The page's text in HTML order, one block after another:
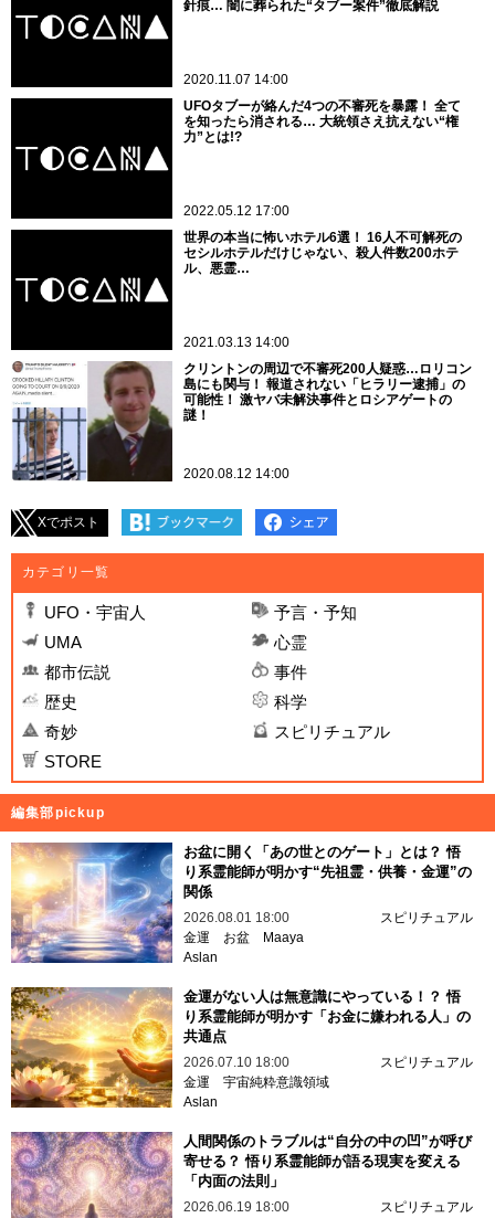
針痕… 闇に葬られた“タブー案件”徹底解説
2020.11.07 14:00
UFOタブーが絡んだ4つの不審死を暴露！ 全て
を知ったら消される… 大統領さえ抗えない“権
力”とは!?
2022.05.12 17:00
世界の本当に怖いホテル6選！ 16人不可解死の
セシルホテルだけじゃない、殺人件数200ホテ
ル、悪霊…
2021.03.13 14:00
クリントンの周辺で不審死200人疑惑…ロリコン
島にも関与！ 報道されない「ヒラリー逮捕」の
可能性！ 激ヤバ未解決事件とロシアゲートの
謎！
2020.08.12 14:00
Xでポスト
カテゴリ一覧
UFO・宇宙人
予言・予知
UMA
心霊
都市伝説
事件
歴史
科学
奇妙
スピリチュアル
STORE
編集部pickup
お盆に開く「あの世とのゲート」とは？ 悟
り系霊能師が明かす“先祖霊・供養・金運”の
関係
2026.08.01 18:00
スピリチュアル
金運
お盆
Maaya
Aslan
金運がない人は無意識にやっている！？ 悟
り系霊能師が明かす「お金に嫌われる人」の
共通点
2026.07.10 18:00
スピリチュアル
金運 宇宙純粋意識領域
Aslan
人間関係のトラブルは“自分の中の凹”が呼び
寄せる？ 悟り系霊能師が語る現実を変える
「内面の法則」
2026.06.19 18:00
スピリチュアル